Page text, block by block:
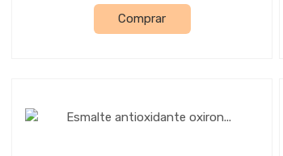
Comprar